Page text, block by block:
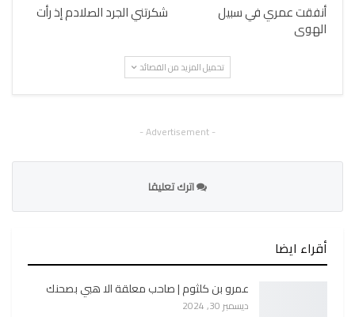
أنفقت عمري في سبيل
الهوى
شكرتني الجرد الصلادم إذ رأت
تحميل المزيد من القصائد
- Advertisement -
اترك تعليقا
أقراء ايضا
عمرو بن كلثوم | صاحب معلقة الا هبي بصحنك
ديسمبر 30, 2024